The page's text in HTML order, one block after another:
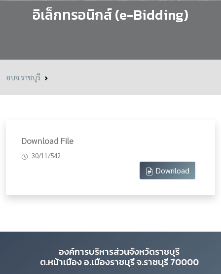
อิเล็กทรอนิกส์ (e-Bidding)
อบจ.ราชบุรี
Download File
30/11/542
Download
องค์การบริหารส่วนจังหวัดราชบุรี
ต.หน้าเมือง อ.เมืองราชบุรี จ.ราชบุรี 70000